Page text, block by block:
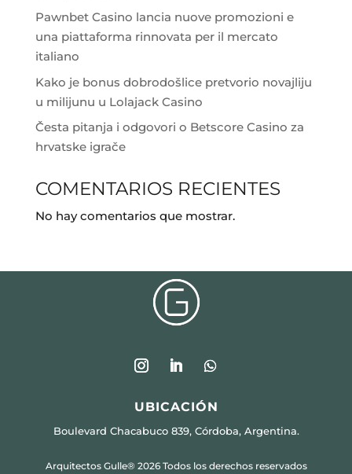
Pawnbet Casino lancia nuove promozioni e
una piattaforma rinnovata per il mercato
italiano
Kako je bonus dobrodošlice pretvorio novajliju
u milijunu u Lolajack Casino
Česta pitanja i odgovori o Betscore Casino za
hrvatske igrače
COMENTARIOS RECIENTES
No hay comentarios que mostrar.
UBICACIÓN
Boulevard Chacabuco 839, Córdoba, Argentina.
Arquitectos Gulle® 2026 Todos los derechos reservados